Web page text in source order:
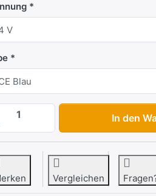
Whelen M Serie M6
In den
Vergleichen